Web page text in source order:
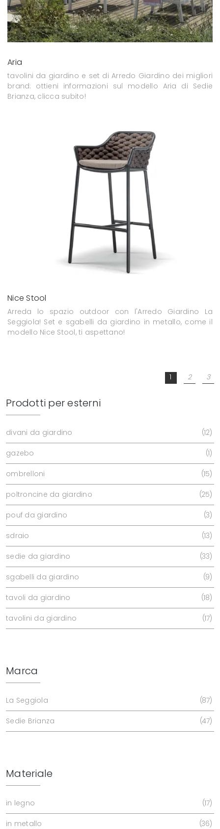
Aria
tavolini da giardino e set di Arredo Giardino dei migliori
brand: ottieni informazioni sul modello Aria di Sedie
Brianza, clicca subito!
Nice Stool
Arreda lo spazio outdoor con l'Arredo Giardino La
Seggiola! Set e sgabelli da giardino in metallo, come il
modello Nice Stool, ti aspettano!
1 2 3
Prodotti per esterni
divani da giardino 12
gazebo 1
ombrelloni 15
poltroncine da giardino 25
pouf da giardino 3
sdraio 13
sedie da giardino 33
sgabelli da giardino 9
tavoli da giardino 18
tavolini da giardino 17
Marca
La Seggiola 87
Sedie Brianza 47
Materiale
in legno 17
in metallo 36